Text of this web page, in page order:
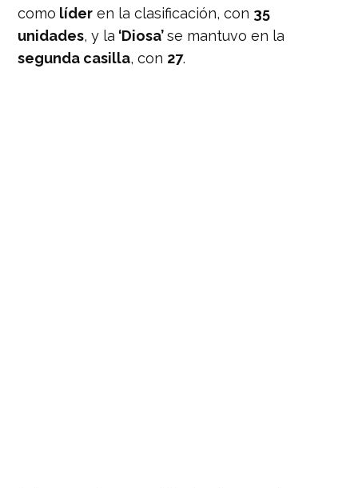
como líder en la clasificación, con 35
unidades, y la ‘Diosa’se mantuvo en la
segunda casilla, con 27.